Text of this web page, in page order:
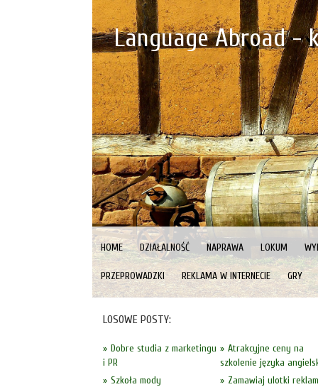
HOME DZIAŁALNOŚĆ NAPRAWA LOKUM
PRZEPROWADZKI REKLAMA W INTERNECIE GRY
Language Abroad -
LOSOWE POSTY:
Atrakcyjne ceny na
szkolenie języka
Dobre studia z marketingu
i PR
Zamawiaj ulotki
Szkoła mody